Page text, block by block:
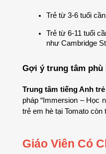
Trẻ từ 3-6 tuổi
Trẻ từ 6-11 tuổi
như Cambridge
Gợi ý trung tâm phù
Trung tâm tiếng Anh
pháp “Immersion – Học
trẻ em hè tại Tomato
Giáo Viên Có